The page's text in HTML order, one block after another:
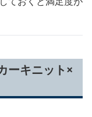
ーキニット×